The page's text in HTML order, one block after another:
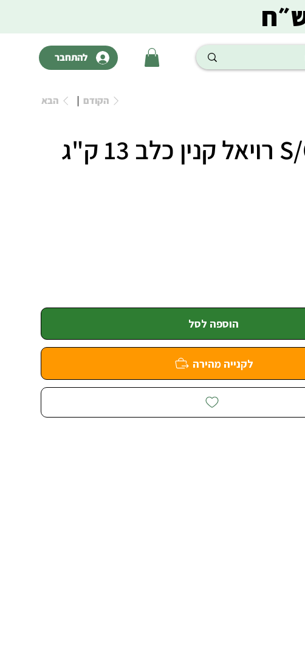
להתחבר
הקודם הבא
הוספה לסל
לקנייה מהירה